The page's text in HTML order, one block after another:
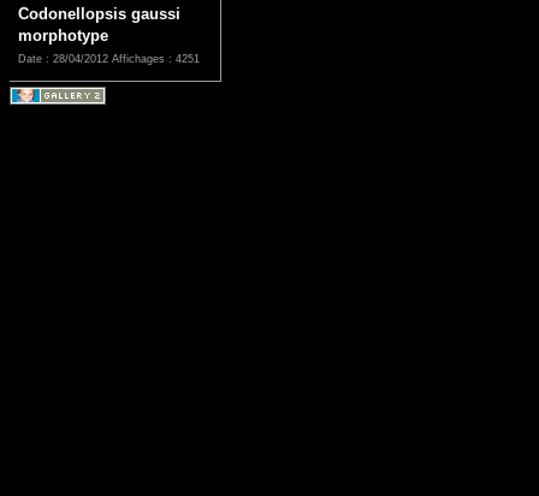
Codonellopsis gaussi
morphotype
Date : 28/04/2012 Affichages : 4251